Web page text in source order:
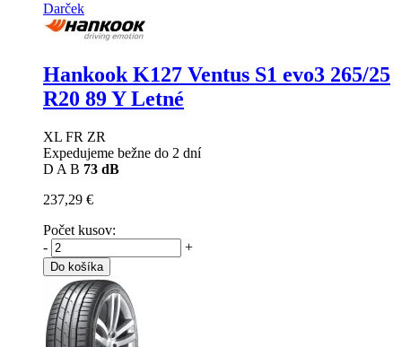
Darček
Hankook K127 Ventus S1 evo3 265/25
R20 89 Y Letné
XL FR ZR
Expedujeme bežne do 2 dní
D A B 73 dB
237,29 €
Počet kusov:
-
+
Do košíka